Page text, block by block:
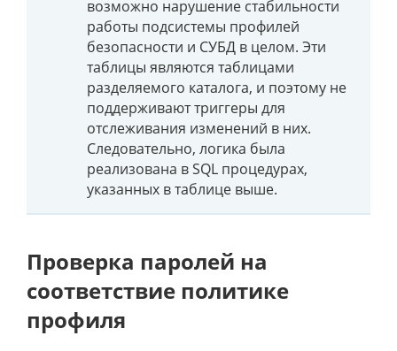
возможно нарушение стабильности
работы подсистемы профилей
безопасности и СУБД в целом. Эти
таблицы являются таблицами
разделяемого каталога, и поэтому не
поддерживают триггеры для
отслеживания изменений в них.
Следовательно, логика была
реализована в SQL процедурах,
указанных в таблице выше.
Проверка паролей на
соответствие политике
профиля